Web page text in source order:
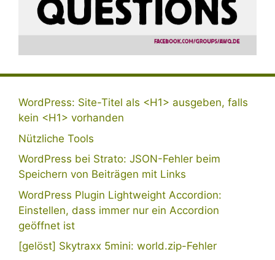
WordPress: Site-Titel als <H1> ausgeben, falls
kein <H1> vorhanden
Nützliche Tools
WordPress bei Strato: JSON-Fehler beim
Speichern von Beiträgen mit Links
WordPress Plugin Lightweight Accordion:
Einstellen, dass immer nur ein Accordion
geöffnet ist
[gelöst] Skytraxx 5mini: world.zip-Fehler